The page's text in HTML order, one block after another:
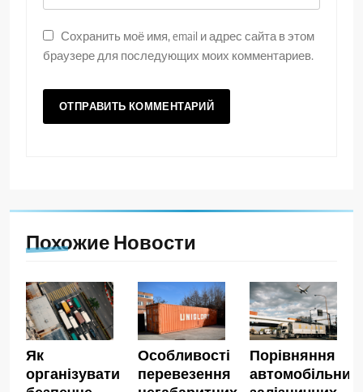
Сохранить моё имя, email и адрес сайта в этом
браузере для последующих моих комментариев.
Похожие Новости
Як
організувати
Особливості
перевезення
Порівняння
автомобільних,